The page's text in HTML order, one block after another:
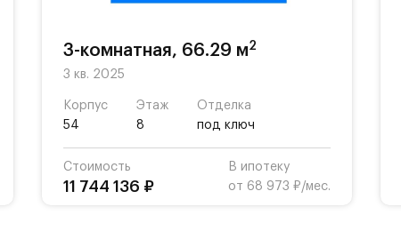
3-комнатная, 66.29 м2
3 кв. 2025
Корпус
54
Этаж
8
Отделка
под ключ
Стоимость
11 744 136 ₽
В ипотеку
от 68 973 ₽/мес.